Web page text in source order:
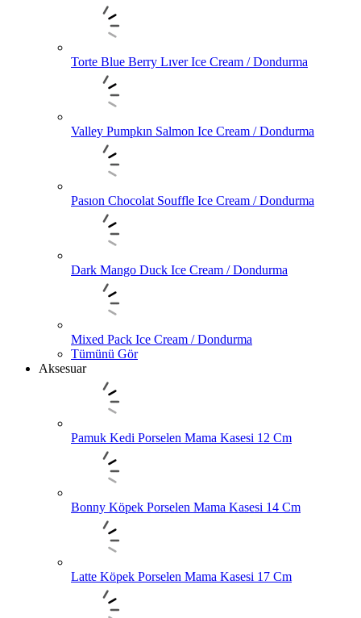
Torte Blue Berry Lıver Ice Cream / Dondurma
Valley Pumpkın Salmon Ice Cream / Dondurma
Pasıon Chocolat Souffle Ice Cream / Dondurma
Dark Mango Duck Ice Cream / Dondurma
Mixed Pack Ice Cream / Dondurma
Tümünü Gör
Aksesuar
Pamuk Kedi Porselen Mama Kasesi 12 Cm
Bonny Köpek Porselen Mama Kasesi 14 Cm
Latte Köpek Porselen Mama Kasesi 17 Cm